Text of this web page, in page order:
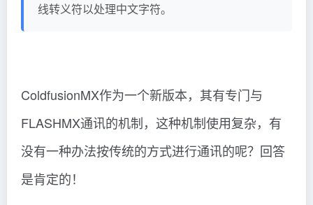
线转义符以处理中文字符。
ColdfusionMX作为一个新版本，其有专门与
FLASHMX通讯的机制，这种机制使用复杂，有
没有一种办法按传统的方式进行通讯的呢？回答
是肯定的！